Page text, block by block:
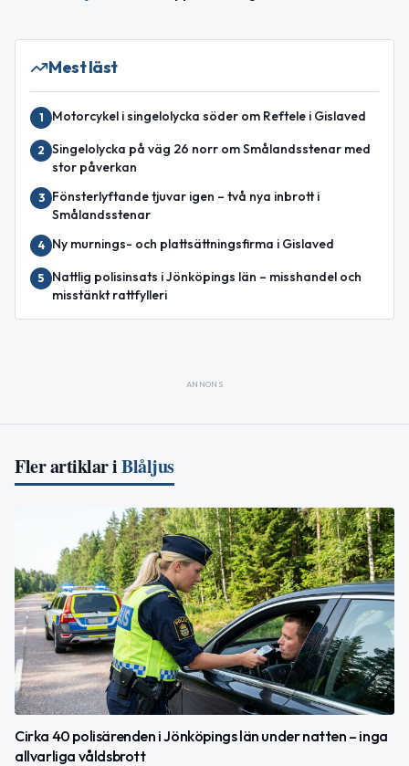
Mest läst
1 Motorcykel i singelolycka söder om Reftele i Gislaved
2 Singelolycka på väg 26 norr om Smålandsstenar med
stor påverkan
3
Fönsterlyftande tjuvar igen – två nya inbrott i
Smålandsstenar
4 Ny murnings- och plattsättningsfirma i Gislaved
5
Nattlig polisinsats i Jönköpings län – misshandel och
misstänkt rattfylleri
ANNONS
Fler artiklar iBlåljus
Cirka 40 polisärenden i Jönköpings län under natten – inga
allvarliga våldsbrott